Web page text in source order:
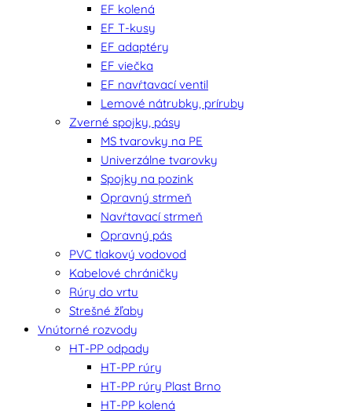
EF kolená
EF T-kusy
EF adaptéry
EF viečka
EF navŕtavací ventil
Lemové nátrubky, príruby
Zverné spojky, pásy
MS tvarovky na PE
Univerzálne tvarovky
Spojky na pozink
Opravný strmeň
Navŕtavací strmeň
Opravný pás
PVC tlakový vodovod
Kabelové chráničky
Rúry do vrtu
Strešné žľaby
Vnútorné rozvody
HT-PP odpady
HT-PP rúry
HT-PP rúry Plast Brno
HT-PP kolená